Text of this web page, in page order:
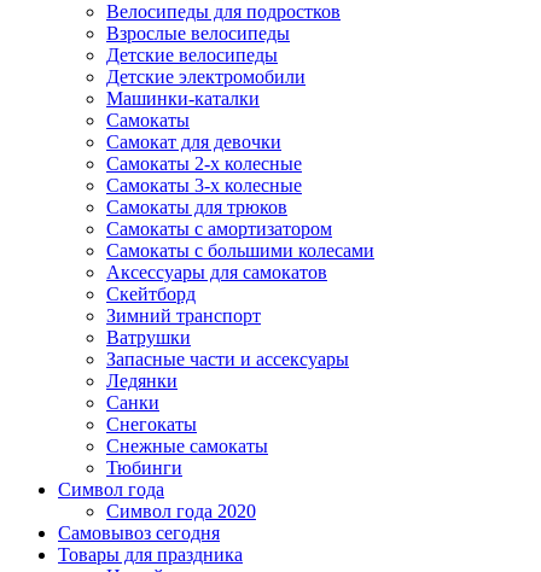
Велосипеды для подростков
Взрослые велосипеды
Детские велосипеды
Детские электромобили
Машинки-каталки
Самокаты
Самокат для девочки
Самокаты 2-х колесные
Самокаты 3-х колесные
Самокаты для трюков
Самокаты с амортизатором
Самокаты с большими колесами
Аксессуары для самокатов
Скейтборд
Зимний транспорт
Ватрушки
Запасные части и ассексуары
Ледянки
Санки
Снегокаты
Снежные самокаты
Тюбинги
Символ года
Символ года 2020
Самовывоз сегодня
Товары для праздника